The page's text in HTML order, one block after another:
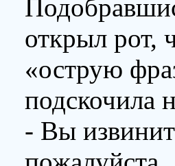
открыл рот,
«острую
подскочила
- Вы